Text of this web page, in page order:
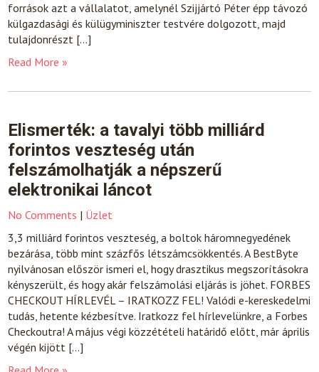
források azt a vállalatot, amelynél Szijjártó Péter épp távozó
külgazdasági és külügyminiszter testvére dolgozott, majd
tulajdonrészt […]
Read More »
Elismerték: a tavalyi több milliárd
forintos veszteség után
felszámolhatják a népszerű
elektronikai láncot
No Comments | Üzlet
3,3 milliárd forintos veszteség, a boltok háromnegyedének
bezárása, több mint százfős létszámcsökkentés. A BestByte
nyilvánosan először ismeri el, hogy drasztikus megszorításokra
kényszerült, és hogy akár felszámolási eljárás is jöhet. FORBES
CHECKOUT HÍRLEVÉL – IRATKOZZ FEL! Valódi e-kereskedelmi
tudás, hetente kézbesítve. Iratkozz fel hírlevelünkre, a Forbes
Checkoutra! A május végi közzétételi határidő előtt, már április
végén kijött […]